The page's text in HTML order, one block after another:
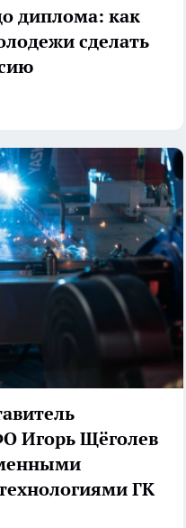
диплома: как
сделать
Игорь Щёголев
ГК